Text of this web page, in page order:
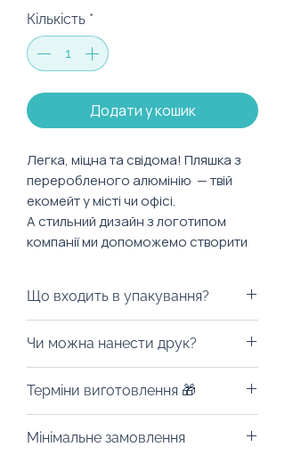
Кількість *
Додати у кошик
Легка, міцна та свідома! Пляшка з
переробленого алюмінію — твій
екомейт у місті чи офісі.
А стильний дизайн з логотипом
компанії ми допоможемо створити
Характеристики:
Об’єм: 700 мл
Матеріал: перероблений
алюміній, пластик
Що входить в упакування?
багато. Ми можемо припіднести
ваш подарунок у брендованому
пакуванні: екологічному пакеті,
коробці чи шопері.
Брендування робиться
Чи можна нанести друк?
нанести лазерне гравіювання або
УФ-друк на обрану вами зону. На
термосах радимо нанесення
Терміни виготовлення 🎁
погодження макетів та оплати.
Мінімальне замовлення